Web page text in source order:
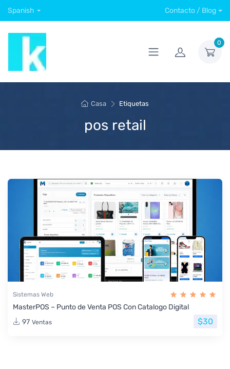
Spanish Contacto / Blog
0
Casa Etiquetas
pos retail
Sistemas Web
MasterPOS – Punto de Venta POS Con Catalogo Digital
97 Ventas $30